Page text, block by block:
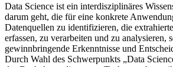
Data Science ist ein interdisziplinäres
darum geht, die für eine konkrete
Datenquellen zu identifizieren, die
erfassen, zu verarbeiten und zu analysieren,
gewinnbringende Erkenntnisse und
Durch Wahl des Schwerpunkts „Data